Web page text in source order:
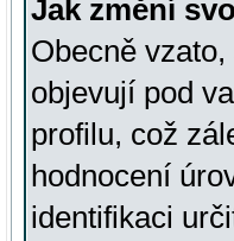
Jak změní
Obecně
objevují pod
profilu, což
hodnocení
identifikaci